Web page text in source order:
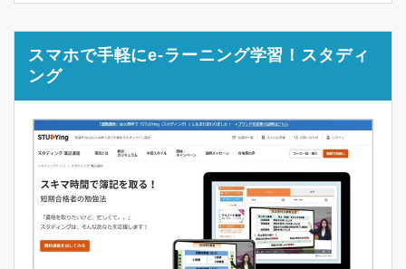
スマホで手軽にe-ラーニング学習！スタディ
ング